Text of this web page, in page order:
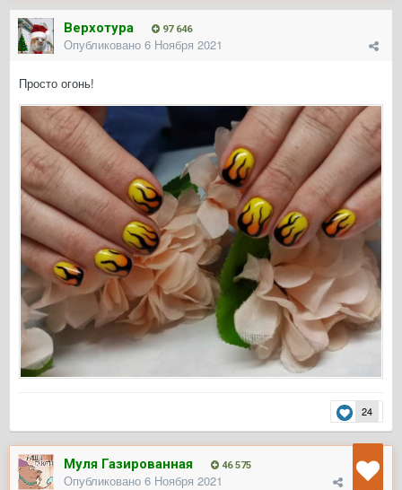
Верхотура 97 646
Опубликовано 6 Ноября 2021
Просто огонь!
24
Муля Газированная 46 575
Опубликовано 6 Ноября 2021